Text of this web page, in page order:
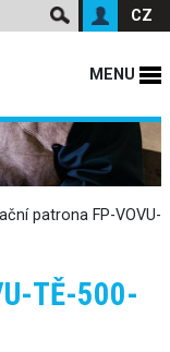
CZ
MENU
patrona FP-VOVU-
TĚ-500-